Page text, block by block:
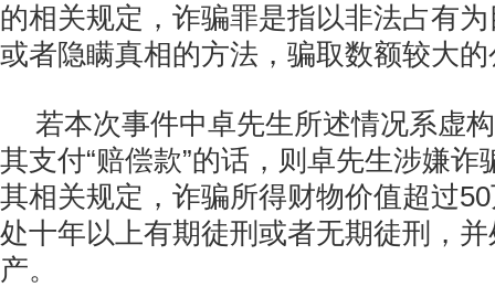
的相关规定，诈骗罪是指以非法占有
或者隐瞒真相的方法，骗取数额较大
若本次事件中卓先生所述情况系虚
其支付“赔偿款”的话，则卓先生涉嫌诈
其相关规定，诈骗所得财物价值超过
处十年以上有期徒刑或者无期徒刑，
产。